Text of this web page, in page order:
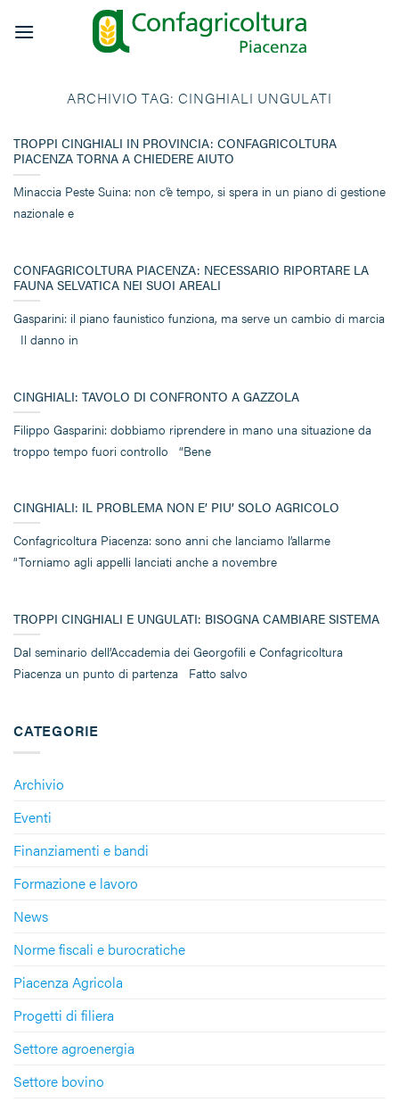
ARCHIVIO TAG: CINGHIALI UNGULATI
CATEGORIE
Archivio
Eventi
Finanziamenti e bandi
Formazione e lavoro
News
Norme fiscali e burocratiche
Piacenza Agricola
Progetti di filiera
Settore agroenergia
Settore bovino
TROPPI CINGHIALI IN PROVINCIA: CONFAGRICOLTURA
PIACENZA TORNA A CHIEDERE AIUTO
Minaccia Peste Suina: non c’è tempo, si spera in un piano di gestione
nazionale e
CONFAGRICOLTURA PIACENZA: NECESSARIO RIPORTARE LA
FAUNA SELVATICA NEI SUOI AREALI
Gasparini: il piano faunistico funziona, ma serve un cambio di marcia
Il danno in
CINGHIALI: TAVOLO DI CONFRONTO A GAZZOLA
Filippo Gasparini: dobbiamo riprendere in mano una situazione da
troppo tempo fuori controllo “Bene
CINGHIALI: IL PROBLEMA NON E’ PIU’ SOLO AGRICOLO
Confagricoltura Piacenza: sono anni che lanciamo l’allarme
“Torniamo agli appelli lanciati anche a novembre
TROPPI CINGHIALI E UNGULATI: BISOGNA CAMBIARE SISTEMA
Dal seminario dell’Accademia dei Georgofili e Confagricoltura
Piacenza un punto di partenza Fatto salvo